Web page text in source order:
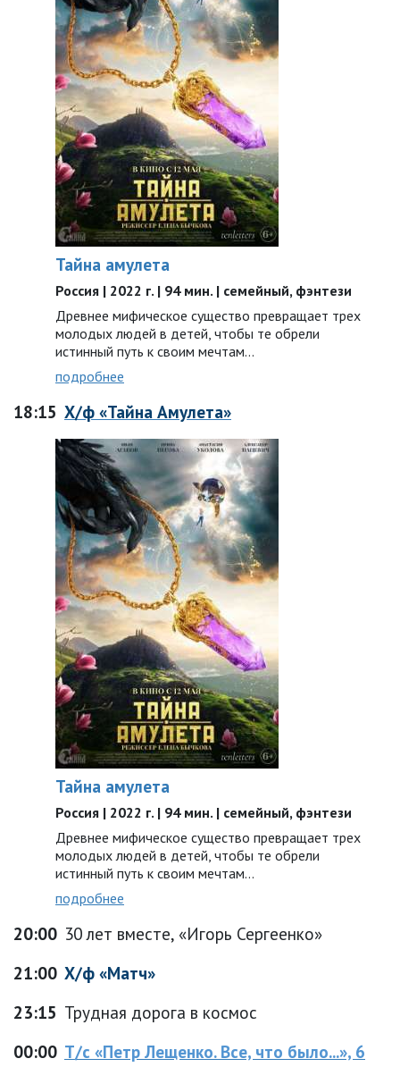
Тайна амулета
Россия | 2022 г. | 94 мин. | семейный, фэнтези
Древнее мифическое существо превращает трех
молодых людей в детей, чтобы те обрели
истинный путь к своим мечтам…
подробнее
18:15 Х/ф «Тайна Амулета»
Тайна амулета
Россия | 2022 г. | 94 мин. | семейный, фэнтези
Древнее мифическое существо превращает трех
молодых людей в детей, чтобы те обрели
истинный путь к своим мечтам…
подробнее
20:00 30 лет вместе, «Игорь Сергеенко»
21:00 Х/ф «Матч»
23:15 Трудная дорога в космос
00:00 Т/с «Петр Лещенко. Все, что было...», 6